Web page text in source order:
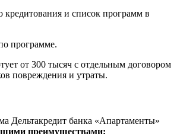
программе.
от 300 тысяч с отдельным договором
повреждения и утраты.
Дельтакредит банка «Апартаменты»
преимуществами: